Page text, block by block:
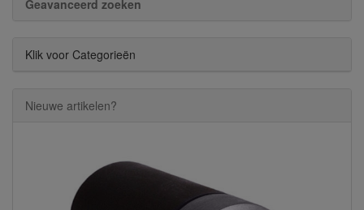
Geavanceerd zoeken
Klik voor Categorieën
Nieuwe artikelen?